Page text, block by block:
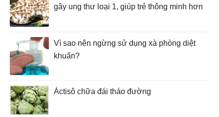
gây ung thư loại 1, giúp trẻ thông minh hơn
Vì sao nên ngừng sử dụng xà phòng diệt
khuẩn?
Áctisô chữa đái tháo đường